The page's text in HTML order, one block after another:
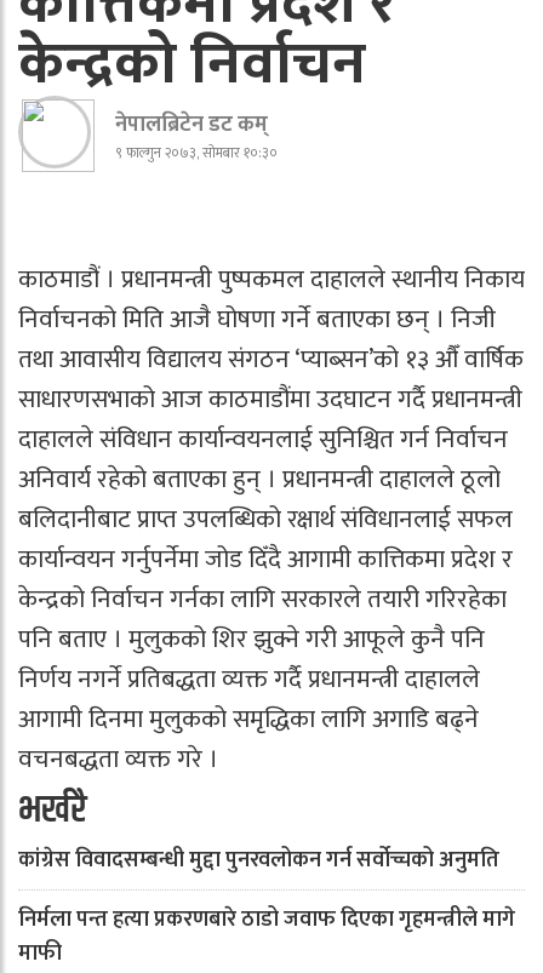
केन्द्रको निर्वाचन
नेपालब्रिटेन डट कम्
९ फाल्गुन २०७३, सोमबार १०:३०
काठमाडौं । प्रधानमन्त्री पुष्पकमल दाहालले स्थानीय निकाय
निर्वाचनको मिति आजै घोषणा गर्ने बताएका छन् । निजी
तथा आवासीय विद्यालय संगठन ‘प्याब्सन’को १३ औँ वार्षिक
साधारणसभाको आज काठमाडौंमा उदघाटन गर्दै प्रधानमन्त्री
दाहालले संविधान कार्यान्वयनलाई सुनिश्चित गर्न निर्वाचन
अनिवार्य रहेको बताएका हुन् । प्रधानमन्त्री दाहालले ठूलो
बलिदानीबाट प्राप्त उपलब्धिको रक्षार्थ संविधानलाई सफल
कार्यान्वयन गर्नुपर्नेमा जोड दिँदै आगामी कात्तिकमा प्रदेश र
केन्द्रको निर्वाचन गर्नका लागि सरकारले तयारी गरिरहेका
पनि बताए । मुलुकको शिर झुक्ने गरी आफूले कुनै पनि
निर्णय नगर्ने प्रतिबद्धता व्यक्त गर्दै प्रधानमन्त्री दाहालले
आगामी दिनमा मुलुकको समृद्धिका लागि अगाडि बढ्ने
वचनबद्धता व्यक्त गरे ।
भर्खरै
कांग्रेस विवादसम्बन्धी मुद्दा पुनरवलोकन गर्न सर्वोच्चको अनुमति
निर्मला पन्त हत्या प्रकरणबारे ठाडो जवाफ दिएका गृहमन्त्रीले मागे
माफी